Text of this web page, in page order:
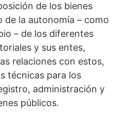
de los bienes
de la autonomía – como
– de los diferentes
y sus entes,
relaciones con estos,
técnicas para los
administración y
públicos.